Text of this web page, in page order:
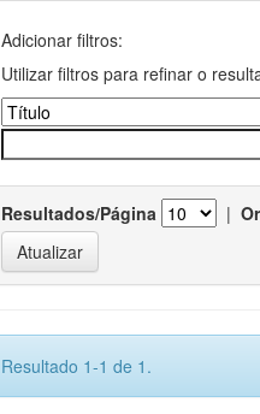
Adicionar filtros:
Utilizar filtros para refinar o
Resultados/Página |
Resultado 1-1 de 1.